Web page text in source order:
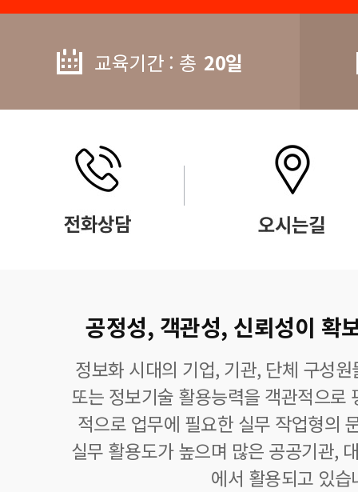
교육기간 : 총 20일
공정성, 객관성, 신뢰성이 확
정보화 시대의 기업, 기관, 단체 구성
또는 정보기술 활용능력을 객관적으로
적으로 업무에 필요한 실무 작업형의
실무 활용도가 높으며 많은 공공기관,
에서 활용되고 있습